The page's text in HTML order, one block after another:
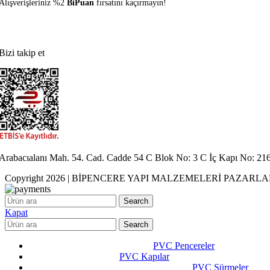
%2 BiPuan fırsatını kaçırmayın!
takip et
Mah. 54. Cad. Cadde 54 C Blok No: 3 C İç Kapı No:
Copyright 2026 | BİPENCERE YAPI MALZEMELERİ
Search
Kapat
Search
PVC Pencereler
PVC Kapılar
PVC Sürmeler